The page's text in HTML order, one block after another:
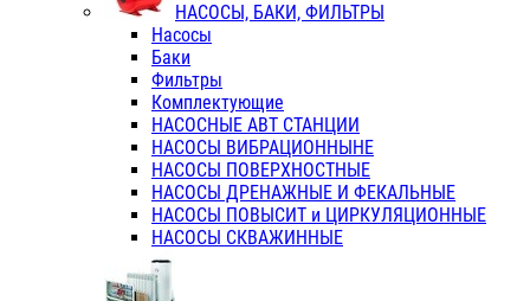
НАСОСЫ, БАКИ, ФИЛЬТРЫ
Насосы
Баки
Фильтры
Комплектующие
НАСОСНЫЕ АВТ СТАНЦИИ
НАСОСЫ ВИБРАЦИОННЫНЕ
НАСОСЫ ПОВЕРХНОСТНЫЕ
НАСОСЫ ДРЕНАЖНЫЕ И ФЕКАЛЬНЫЕ
НАСОСЫ ПОВЫСИТ и ЦИРКУЛЯЦИОННЫЕ
НАСОСЫ СКВАЖИННЫЕ